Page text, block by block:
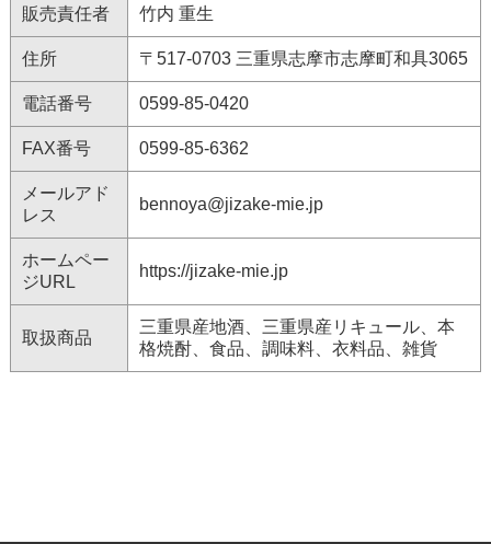
販売責任者 竹内 重生
住所 〒517-0703 三重県志摩市志摩町和具3065
電話番号 0599-85-0420
FAX番号 0599-85-6362
メールアド
レス
bennoya@jizake-mie.jp
ホームペー
ジURL
https://jizake-mie.jp
取扱商品
三重県産地酒、三重県産リキュール、本
格焼酎、食品、調味料、衣料品、雑貨